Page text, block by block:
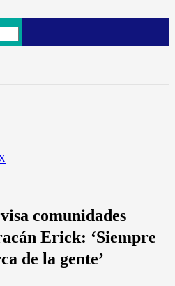
comunidades
Erick: ‘Siempre
de la gente’